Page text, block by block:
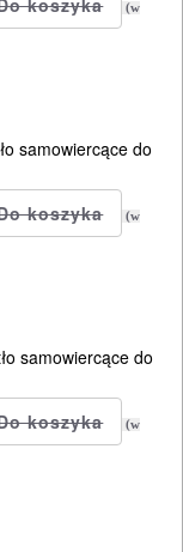
(w
samowiercące do
(w
samowiercące do
(w